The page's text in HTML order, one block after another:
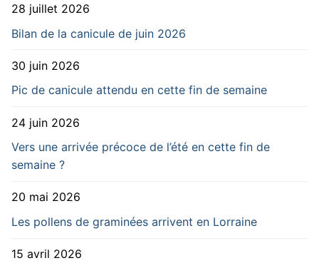
28 juillet 2026
Bilan de la canicule de juin 2026
30 juin 2026
Pic de canicule attendu en cette fin de semaine
24 juin 2026
Vers une arrivée précoce de l’été en cette fin de
semaine ?
20 mai 2026
Les pollens de graminées arrivent en Lorraine
15 avril 2026